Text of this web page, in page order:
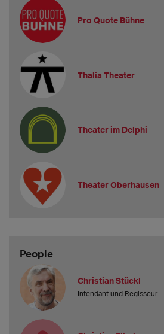
Pro Quote Bühne
Thalia Theater
Theater im Delphi
Theater Oberhausen
People
Christian Stückl
Intendant und Regisseur